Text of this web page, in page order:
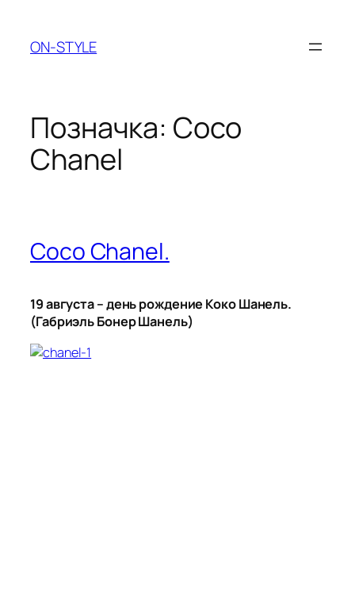
вмісту
ON-STYLE
Позначка: Coco
Chanel
Coco Chanel.
19 августа – день рождение Коко Шанель.
(Габриэль Бонер Шанель)